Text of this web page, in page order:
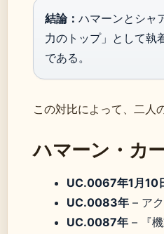
結論： ハマーンとシャ
力のトップ」として執
である。
この対比によって、二人
ハマーン・カ
UC.0067年1月10
UC.0083年 – ア
UC.0087年 – 『